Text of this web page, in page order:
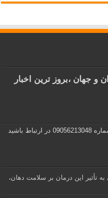
جهان ،بروز ترین اخبار
باشید
به تأثیر این درمان بر سلامت دهان،